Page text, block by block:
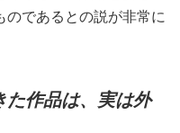
のであるとの説が非常に
作品は、実は外